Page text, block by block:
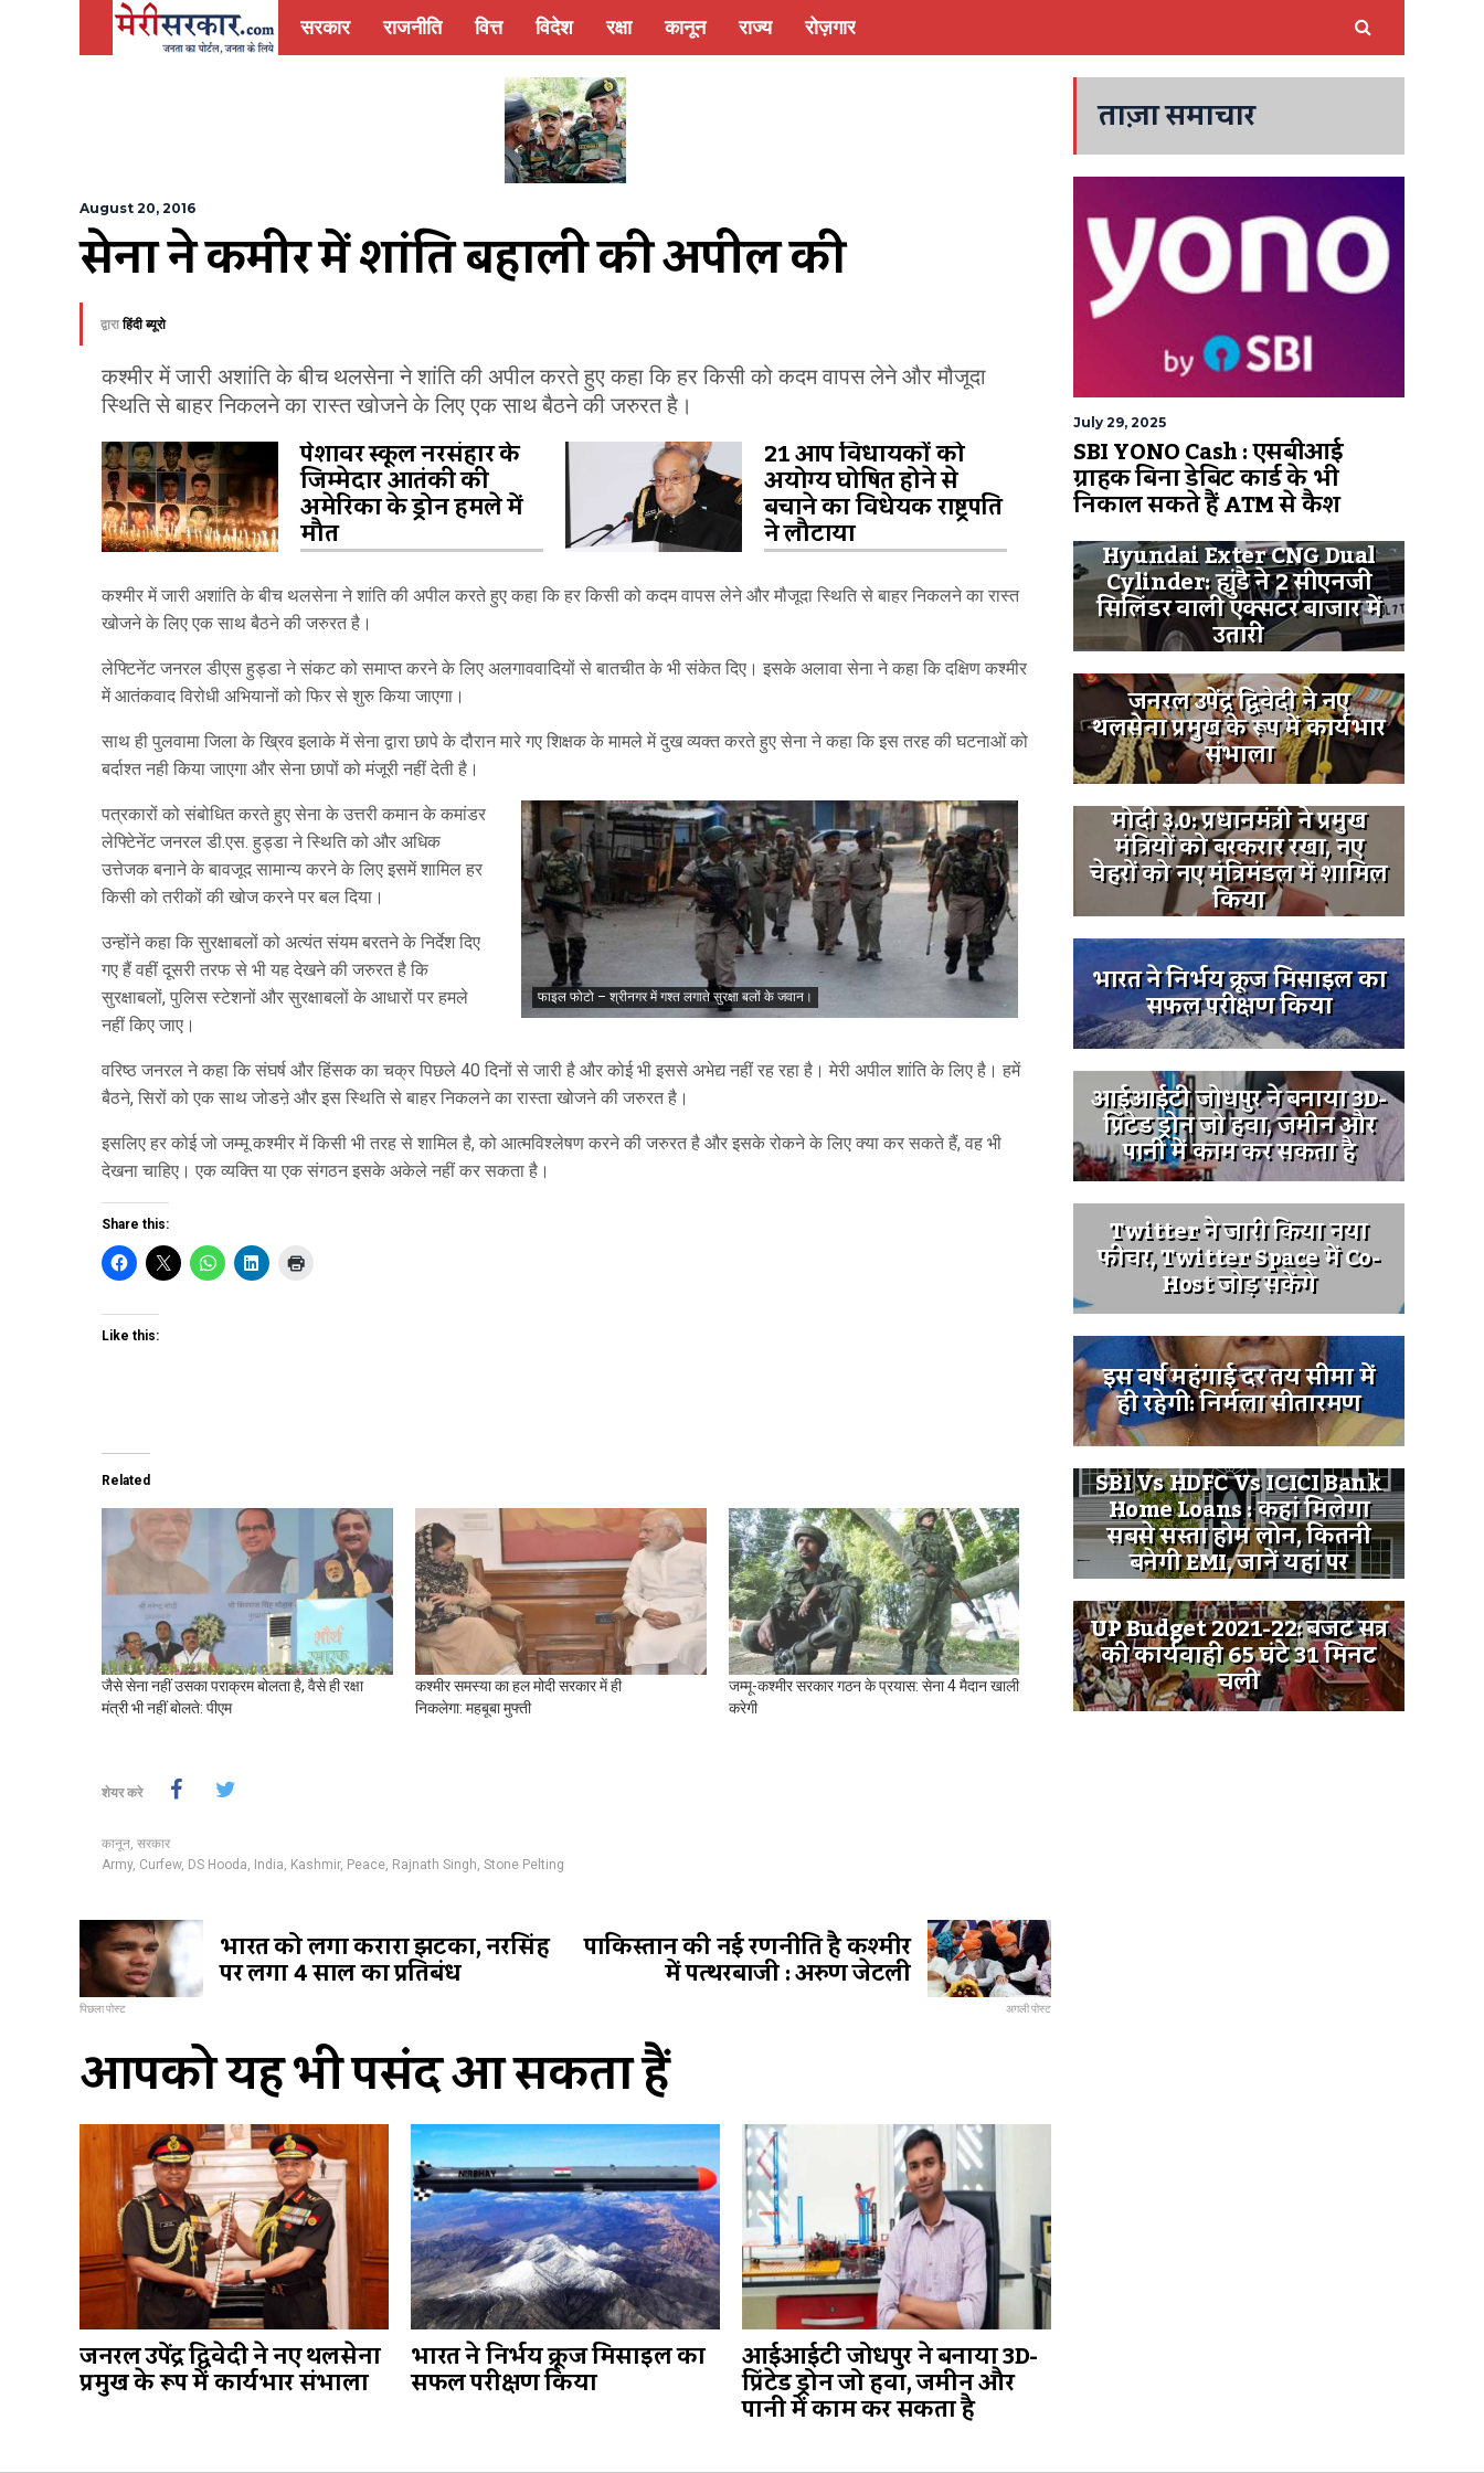
सरकार राजनीति वित्त विदेश रक्षा कानून राज्य रोज़गार
August 20, 2016
सेना ने कश्मीर में शांति बहाली की अपील की
द्वाराहिंदी ब्यूरो
कश्मीर में जारी अशांति के बीच थलसेना ने शांति की अपील करते हुए कहा कि हर किसी को कदम वापस लेने और मौजूदा
स्थिति से बाहर निकलने का रास्त खोजने के लिए एक साथ बैठने की जरुरत है।
पेशावर स्कूल नरसंहार के
जिम्मेदार आतंकी की
अमेरिका के ड्रोन हमले में
मौत
21 आप विधायकों को
अयोग्य घोषित होने से
बचाने का विधेयक राष्ट्रपति
ने लौटाया
कश्मीर में जारी अशांति के बीच थलसेना ने शांति की अपील करते हुए कहा कि हर किसी को कदम वापस लेने और मौजूदा स्थिति से बाहर निकलने का रास्त
खोजने के लिए एक साथ बैठने की जरुरत है।
लेफ्टिनेंट जनरल डीएस हुड्डा ने संकट को समाप्त करने के लिए अलगाववादियों से बातचीत के भी संकेत दिए। इसके अलावा सेना ने कहा कि दक्षिण कश्मीर
में आतंकवाद विरोधी अभियानों को फिर से शुरु किया जाएगा।
साथ ही पुलवामा जिला के ख्रिव इलाके में सेना द्वारा छापे के दौरान मारे गए शिक्षक के मामले में दुख व्यक्त करते हुए सेना ने कहा कि इस तरह की घटनाओं को
बर्दाश्त नही किया जाएगा और सेना छापों को मंजूरी नहीं देती है।
फाइल फोटो – श्रीनगर में गश्त लगाते सुरक्षा बलों के जवान।
पत्रकारों को संबोधित करते हुए सेना के उत्तरी कमान के कमांडर
लेफ्टिेनेंट जनरल डी.एस. हुड्डा ने स्थिति को और अधिक
उत्तेजक बनाने के बावजूद सामान्य करने के लिए इसमें शामिल हर
किसी को तरीकों की खोज करने पर बल दिया।
उन्होंने कहा कि सुरक्षाबलों को अत्यंत संयम बरतने के निर्देश दिए
गए हैं वहीं दूसरी तरफ से भी यह देखने की जरुरत है कि
सुरक्षाबलों, पुलिस स्टेशनों और सुरक्षाबलों के आधारों पर हमले
नहीं किए जाए।
वरिष्ठ जनरल ने कहा कि संघर्ष और हिंसक का चक्र पिछले 40 दिनों से जारी है और कोई भी इससे अभेद्य नहीं रह रहा है। मेरी अपील शांति के लिए है। हमें
बैठने, सिरों को एक साथ जोडऩे और इस स्थिति से बाहर निकलने का रास्ता खोजने की जरुरत है।
इसलिए हर कोई जो जम्मू कश्मीर में किसी भी तरह से शामिल है, को आत्मविश्लेषण करने की जरुरत है और इसके रोकने के लिए क्या कर सकते हैं, वह भी
देखना चाहिए। एक व्यक्ति या एक संगठन इसके अकेले नहीं कर सकता है।
Share this:
Like this:
Related
जैसे सेना नहीं उसका पराक्रम बोलता है, वैसे ही रक्षा
मंत्री भी नहीं बोलते: पीएम
कश्‍मीर समस्‍या का हल मोदी सरकार में ही
निकलेगा: महबूबा मुफ्ती
जम्मू-कश्मीर सरकार गठन के प्रयास: सेना 4 मैदान खाली
करेगी
शेयर करे
कानून सरकार
Army, Curfew, DS Hooda India Kashmir, Peace Rajnath Singh Stone Pelting
भारत को लगा करारा झटका, नरसिंह
पर लगा 4 साल का प्रतिबंध
पिछला पोस्ट
पाकिस्तान की नई रणनीति है कश्मीर
में पत्थरबाजी : अरुण जेटली
अगली पोस्ट
आपको यह भी पसंद आ सकता हैं
जनरल उपेंद्र द्विवेदी ने नए थलसेना
प्रमुख के रूप में कार्यभार संभाला
भारत ने निर्भय क्रूज मिसाइल का
सफल परीक्षण किया
आईआईटी जोधपुर ने बनाया 3D-
प्रिंटेड ड्रोन जो हवा, जमीन और
पानी में काम कर सकता है
ताज़ा समाचार
July 29, 2025
SBI YONO Cash : एसबीआई
ग्राहक बिना डेबिट कार्ड के भी
निकाल सकते हैं ATM से कैश
Hyundai Exter CNG Dual
Cylinder: ह्युंडै ने 2 सीएनजी
सिलिंडर वाली एक्सटर बाजार में
उतारी
जनरल उपेंद्र द्विवेदी ने नए
थलसेना प्रमुख के रूप में कार्यभार
संभाला
मोदी ३.0: प्रधानमंत्री ने प्रमुख
मंत्रियों को बरकरार रखा, नए
चेहरों को नए मंत्रिमंडल में शामिल
किया
भारत ने निर्भय क्रूज मिसाइल का
सफल परीक्षण किया
आईआईटी जोधपुर ने बनाया 3D-
प्रिंटेड ड्रोन जो हवा, जमीन और
पानी में काम कर सकता है
Twitter ने जारी किया नया
फीचर, Twitter Space में Co-
Host जोड़ सकेंगे
इस वर्ष महंगाई दर तय सीमा में
ही रहेगी: निर्मला सीतारमण
SBI Vs HDFC Vs ICICI Bank
Home Loans : कहां मिलेगा
सबसे सस्ता होम लोन, कितनी
बनेगी EMI, जानें यहां पर
UP Budget 2021-22: बजट सत्र
की कार्यवाही 65 घंटे 31 मिनट
चली